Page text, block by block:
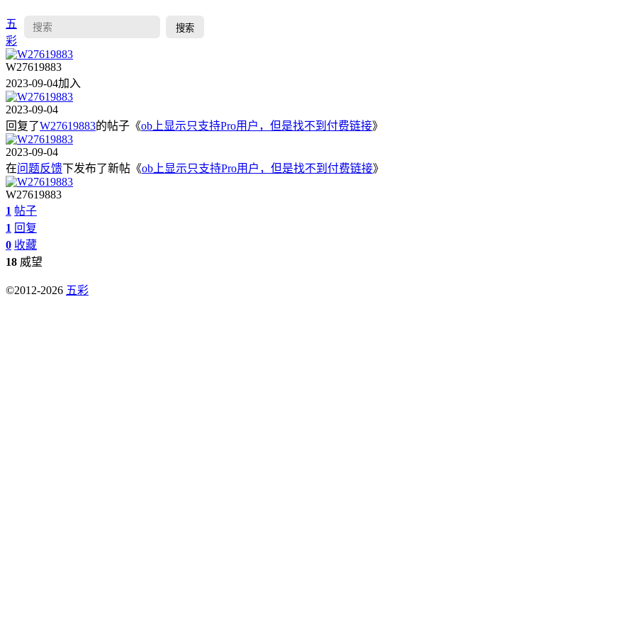
五
彩
搜索
W27619883
2023-09-04加入
2023-09-04
回复了W27619883的帖子《ob上显示只支持Pro用户，但是找不到付费链接》
2023-09-04
在问题反馈下发布了新帖《ob上显示只支持Pro用户，但是找不到付费链接》
W27619883
1 帖子
1 回复
0 收藏
18 威望
©2012-2026 五彩